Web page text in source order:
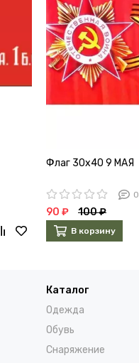
Флаг 30х40 9 МАЯ
0
90 ₽ 100 ₽
В корзину
Каталог
Одежда
Обувь
Снаряжение